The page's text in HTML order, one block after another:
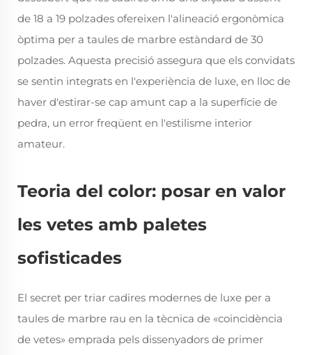
de 18 a 19 polzades ofereixen l'alineació ergonòmica
òptima per a taules de marbre estàndard de 30
polzades. Aquesta precisió assegura que els convidats
se sentin integrats en l'experiència de luxe, en lloc de
haver d'estirar-se cap amunt cap a la superfície de
pedra, un error freqüent en l'estilisme interior
amateur.
Teoria del color: posar en valor
les vetes amb paletes
sofisticades
El secret per triar cadires modernes de luxe per a
taules de marbre rau en la tècnica de «coincidència
de vetes» emprada pels dissenyadors de primer